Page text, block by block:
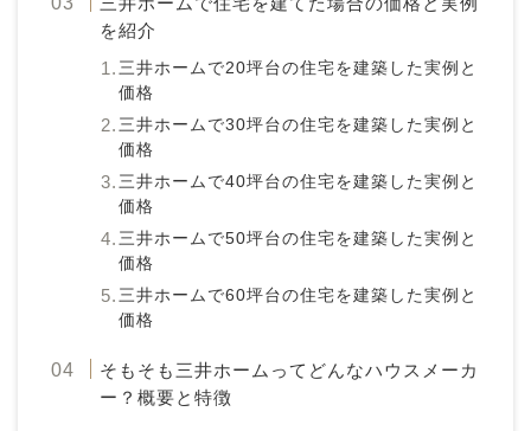
を紹介
三井ホームで20坪台の住宅を建築した実例と
価格
三井ホームで30坪台の住宅を建築した実例と
価格
三井ホームで40坪台の住宅を建築した実例と
価格
三井ホームで50坪台の住宅を建築した実例と
価格
三井ホームで60坪台の住宅を建築した実例と
価格
そもそも三井ホームってどんなハウスメーカ
ー？概要と特徴